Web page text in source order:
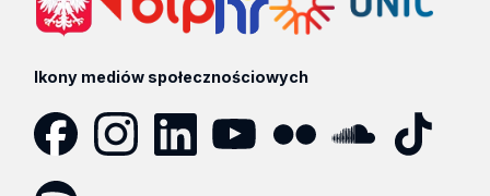
Ikony mediów społecznościowych